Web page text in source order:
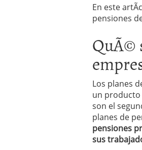
En este
pensiones
QuÃ©
Los planes
un producto
son el
planes de
pensiones
sus